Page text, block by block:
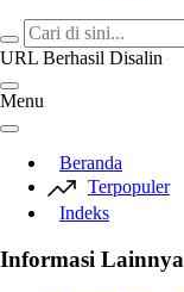
URL Berhasil Disalin
Menu
Beranda
Terpopuler
Indeks
Informasi Lainnya